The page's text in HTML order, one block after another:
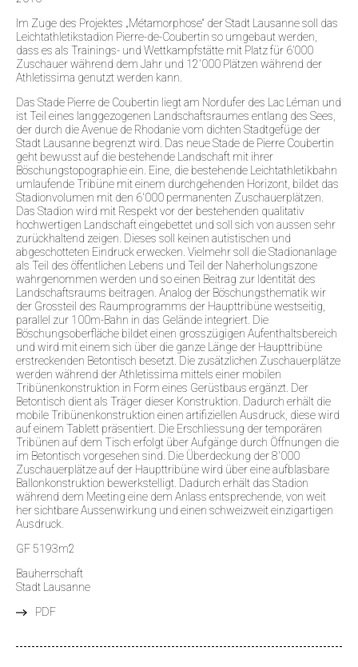
Im Zuge des Projektes „Métamorphose“ der Stadt Lausanne soll das
Leichtathletikstadion Pierre-de-Coubertin so umgebaut werden,
dass es als Trainings- und Wettkampfstätte mit Platz für 6’000
Zuschauer während dem Jahr und 12'000 Plätzen während der
Athletissima genutzt werden kann.
Das Stade Pierre de Coubertin liegt am Nordufer des Lac Léman und
ist Teil eines langgezogenen Landschaftsraumes entlang des Sees,
der durch die Avenue de Rhodanie vom dichten Stadtgefüge der
Stadt Lausanne begrenzt wird. Das neue Stade de Pierre Coubertin
geht bewusst auf die bestehende Landschaft mit ihrer
Böschungstopographie ein. Eine, die bestehende Leichtathletikbahn
umlaufende Tribüne mit einem durchgehenden Horizont, bildet das
Stadionvolumen mit den 6'000 permanenten Zuschauerplätzen.
Das Stadion wird mit Respekt vor der bestehenden qualitativ
hochwertigen Landschaft eingebettet und soll sich von aussen sehr
zurückhaltend zeigen. Dieses soll keinen autistischen und
abgeschotteten Eindruck erwecken. Vielmehr soll die Stadionanlage
als Teil des öffentlichen Lebens und Teil der Naherholungszone
wahrgenommen werden und so einen Beitrag zur Identität des
Landschaftsraums beitragen. Analog der Böschungsthematik wir
der Grossteil des Raumprogramms der Haupttribüne westseitig,
parallel zur 100m-Bahn in das Gelände integriert. Die
Böschungsoberfläche bildet einen grosszügigen Aufenthaltsbereich
und wird mit einem sich über die ganze Länge der Haupttribüne
erstreckenden Betontisch besetzt. Die zusätzlichen Zuschauerplätze
werden während der Athletissima mittels einer mobilen
Tribünenkonstruktion in Form eines Gerüstbaus ergänzt. Der
Betontisch dient als Träger dieser Konstruktion. Dadurch erhält die
mobile Tribünenkonstruktion einen artifiziellen Ausdruck, diese wird
auf einem Tablett präsentiert. Die Erschliessung der temporären
Tribünen auf dem Tisch erfolgt über Aufgänge durch Öffnungen die
im Betontisch vorgesehen sind. Die Überdeckung der 8'000
Zuschauerplätze auf der Haupttribüne wird über eine aufblasbare
Ballonkonstruktion bewerkstelligt. Dadurch erhält das Stadion
während dem Meeting eine dem Anlass entsprechende, von weit
her sichtbare Aussenwirkung und einen schweizweit einzigartigen
Ausdruck.
GF 5193m2
Bauherrschaft
Stadt Lausanne
PDF